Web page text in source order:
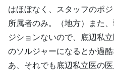
はほぼなく、スタッフのポ
所属者のみ。（地方）また
ジションないので、底辺私
のソルジャーになるとか過
あ、それでも底辺私立医の